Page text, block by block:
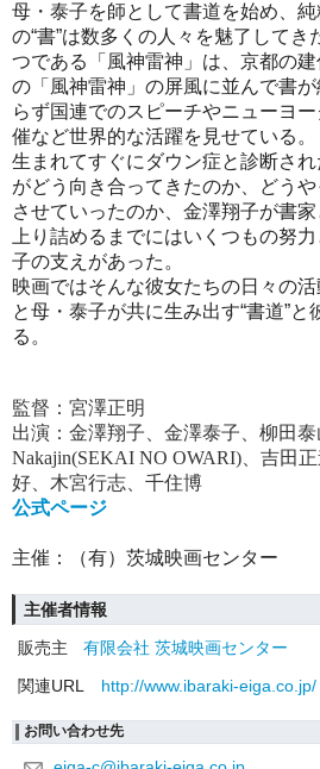
母・泰子を師として書道を始め、
の“書”は数多くの人々を魅了してき
つである「風神雷神」は、京都の
の「風神雷神」の屏風に並んで書
らず国連でのスピーチやニューヨ
催など世界的な活躍を見せている。
生まれてすぐにダウン症と診断さ
がどう向き合ってきたのか、どう
させていったのか、金澤翔子が書
上り詰めるまでにはいくつもの努
子の支えがあった。
映画ではそんな彼女たちの日々の
と母・泰子が共に生み出す“書道”
る。
監督：宮澤正明
出演： 金澤翔子、金澤泰子、柳田泰
Nakajin(SEKAI NO OWARI)、吉田
好、木宮行志、千住博
公式ページ
主催：（有）茨城映画センター
主催者情報
販売主
有限会社 茨城映画センター
関連URL
http://www.ibaraki-eiga.co.jp/
お問い合わせ先